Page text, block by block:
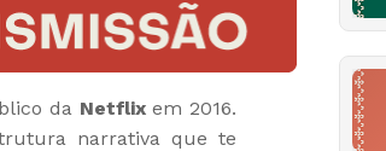
da Netflixem 2016.
narrativa que te